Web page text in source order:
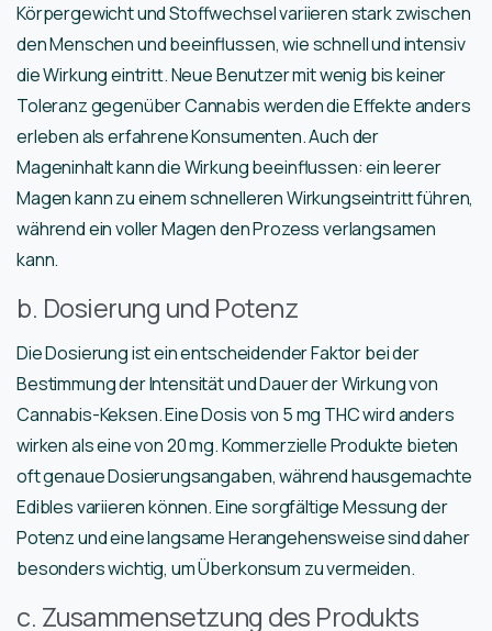
Körpergewicht und Stoffwechsel variieren stark zwischen
den Menschen und beeinflussen, wie schnell und intensiv
die Wirkung eintritt. Neue Benutzer mit wenig bis keiner
Toleranz gegenüber Cannabis werden die Effekte anders
erleben als erfahrene Konsumenten. Auch der
Mageninhalt kann die Wirkung beeinflussen: ein leerer
Magen kann zu einem schnelleren Wirkungseintritt führen,
während ein voller Magen den Prozess verlangsamen
kann.
b. Dosierung und Potenz
Die Dosierung ist ein entscheidender Faktor bei der
Bestimmung der Intensität und Dauer der Wirkung von
Cannabis-Keksen. Eine Dosis von 5 mg THC wird anders
wirken als eine von 20 mg. Kommerzielle Produkte bieten
oft genaue Dosierungsangaben, während hausgemachte
Edibles variieren können. Eine sorgfältige Messung der
Potenz und eine langsame Herangehensweise sind daher
besonders wichtig, um Überkonsum zu vermeiden.
c. Zusammensetzung des Produkts